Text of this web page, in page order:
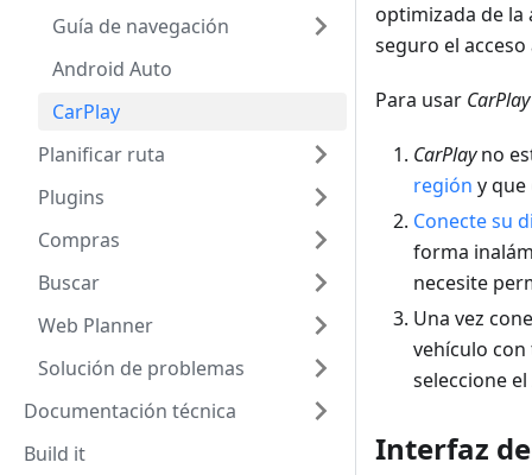
Guía de navegación
Android Auto
CarPlay
Planificar ruta
Plugins
Compras
Buscar
Web Planner
Solución de problemas
Documentación técnica
Build it
optimizada de la
seguro el
Para usar CarPlay
CarPlayno
región y que
Conecte su
forma
necesite
Una vez
vehículo con
seleccione el
Interfaz